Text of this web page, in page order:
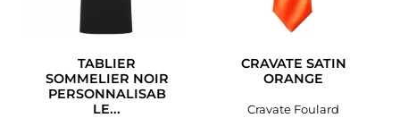
TABLIER
SOMMELIER NOIR
PERSONNALISAB
LE...
CRAVATE SATIN
ORANGE
Cravate Foulard